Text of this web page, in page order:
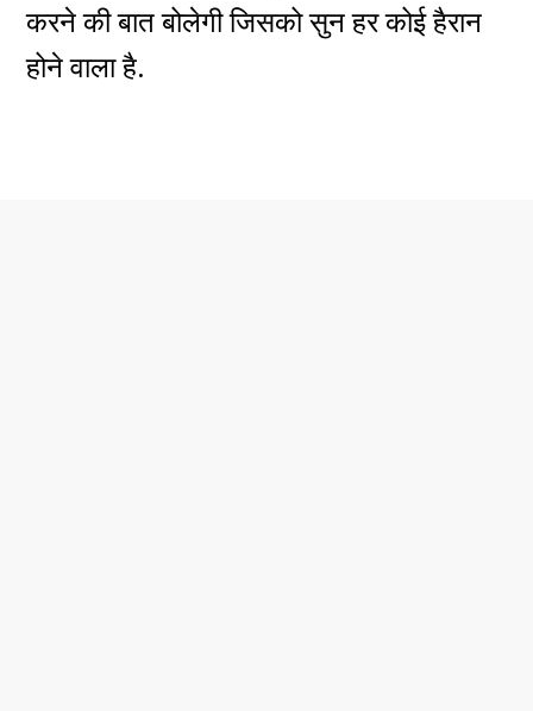
करने की बात बोलेगी जिसको सुन हर कोई हैरान
होने वाला है.